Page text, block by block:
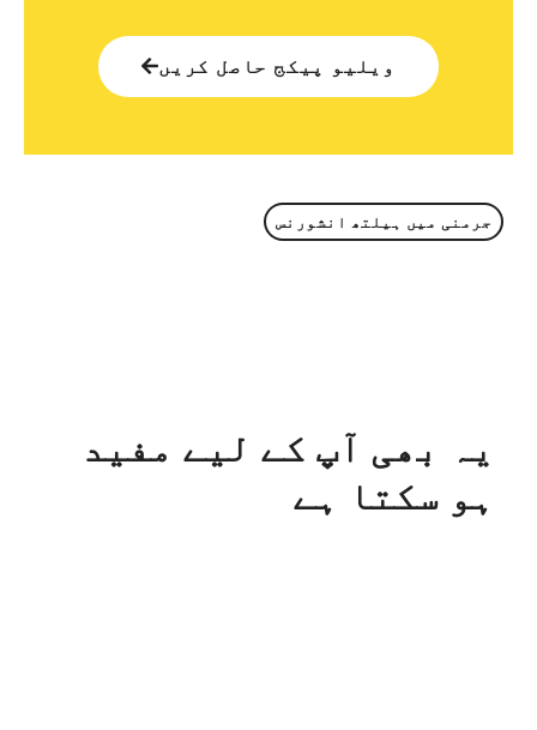
ویلیو پیکج حاصل کریں
جرمنی میں ہیلتھ انشورنس
یہ بھی آپ کے لیے مفید
ہو سکتا ہے